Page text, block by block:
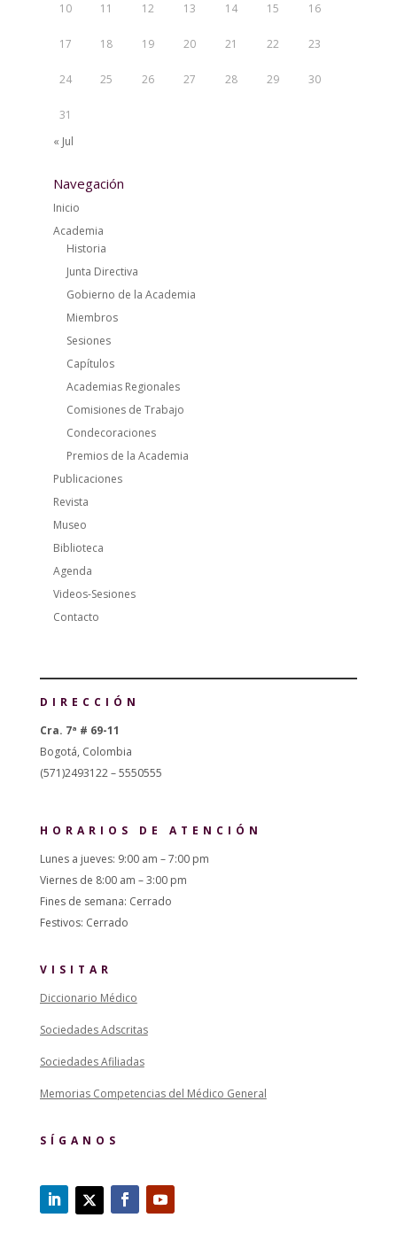
10 11 12 13 14 15 16
17 18 19 20 21 22 23
24 25 26 27 28 29 30
31
« Jul
Navegación
Inicio
Academia
Historia
Junta Directiva
Gobierno de la Academia
Miembros
Sesiones
Capítulos
Academias Regionales
Comisiones de Trabajo
Condecoraciones
Premios de la Academia
Publicaciones
Revista
Museo
Biblioteca
Agenda
Videos-Sesiones
Contacto
DIRECCIÓN
Cra. 7ª # 69-11
Bogotá, Colombia
(571)2493122 – 5550555
HORARIOS DE ATENCIÓN
Lunes a jueves: 9:00 am – 7:00 pm
Viernes de 8:00 am – 3:00 pm
Fines de semana: Cerrado
Festivos: Cerrado
VISITAR
Diccionario Médico
Sociedades Adscritas
Sociedades Afiliadas
Memorias Competencias del Médico General
SÍGANOS